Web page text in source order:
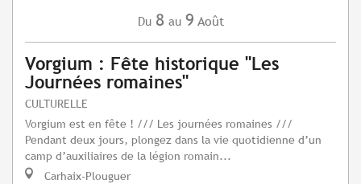
Du 8 au 9 Août
Vorgium : Fête historique "Les
Journées romaines"
CULTURELLE
Vorgium est en fête ! /// Les journées romaines ///
Pendant deux jours, plongez dans la vie quotidienne d’un
camp d’auxiliaires de la légion romain...
Carhaix-Plouguer